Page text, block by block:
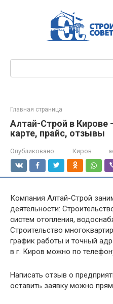
Главная страница
Алтай-Строй в Кирове
карте, прайс, отзывы
Опубликовано: Киров
Компания Алтай-Строй
деятельности:
систем отопления,
Строительство
график работы и точный
в г. Киров можно по
Написать отзыв о
оставить заявку можно